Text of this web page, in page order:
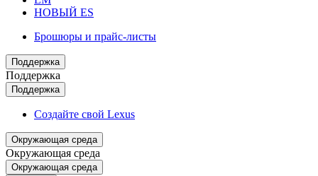
НОВЫЙ ES
Брошюры и прайс-листы
Поддержка
Поддержка
Поддержка
Создайте свой Lexus
Окружающая среда
Окружающая среда
Окружающая среда